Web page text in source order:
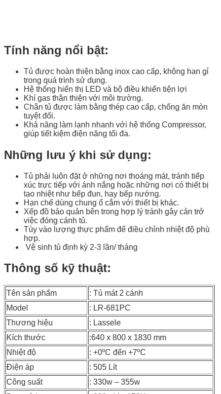
Tính năng nổi bật:
Tủ được hoàn thiện bằng inox cao cấp, không han gỉ
trong quá trình sử dụng.
Hệ thống hiển thị LED và bộ điều khiển tiện lợi
Khí gas thân thiện với môi trường.
Chân tủ được làm bằng thép cao cấp, chống ăn mòn
tuyệt đối.
Khả năng làm lạnh nhanh với hệ thống Compressor,
giúp tiết kiệm điện năng tối đa.
Những lưu ý khi sử dụng:
Tủ phải luôn đặt ở những nơi thoáng mát, tránh tiếp
xúc trực tiếp với ánh nắng hoặc những nơi có thiết bị
tạo nhiệt như bếp đun, hay bếp nướng.
Hạn chế dùng chung ổ cắm với thiết bị khác.
Xếp đồ bảo quản bên trong hợp lý tránh gây cản trở
việc đóng cánh tủ.
Tùy vào lượng thực phẩm để điều chỉnh nhiệt độ phù
hợp.
Vệ sinh tủ định kỳ 2-3 lần/ tháng
Thông số kỹ thuật:
Tên sản phẩm
: Tủ mát 2 cánh
Model
: LR-681PC
Thương hiệu
: Lassele
Kích thước
:640 x 800 x 1830 mm
Nhiệt độ
: +0ºC đến +7ºC
Điện áp
: 505 Lít
Công suất
: 330w – 355w